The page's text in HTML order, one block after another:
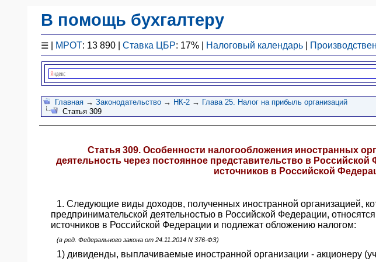
В помощь бухгалтеру
☰ МРОТ: 13 890 |Ставка ЦБР: 17% | Налоговый календарь
Законодательство
F1 - Отчетность
План счетов
Справочник
Упрощенка
Договоры
Главная →Законодательство → НК-2 → Глава 25. Налог на прибыль организаций
Статья 309
Статья 309. Особенности налогообложения иностранных
деятельность через постоянное представительство в
источников в Российской
1. Следующие виды доходов, полученных иностранной организацией,
предпринимательской деятельностью в Российской Федерации,
источников в Российской Федерации и подлежат обложению налогом:
(в ред. Федерального закона от 24.11.2014 N 376-ФЗ)
1) дивиденды, выплачиваемые иностранной организации - акционеру